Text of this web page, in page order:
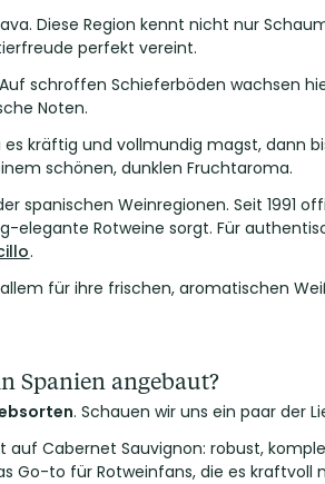
Diese Region kennt nicht nur
perfekt vereint.
schroffen Schieferböden wachsen
Noten.
es kräftig und vollmundig magst, dann
schönen, dunklen Fruchtaroma.
spanischen Weinregionen. Seit 1991
elegante Rotweine sorgt. Für
.
allem für ihre frischen, aromatischen
Spanien angebaut?
. Schauen wir uns ein paar der
auf Cabernet Sauvignon: robust,
Go-to für Rotweinfans, die es kraftvoll